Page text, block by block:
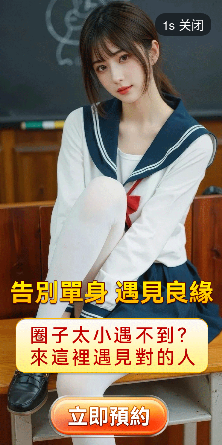
短剧
最热 添加 评分
都市 甜宠 逆袭 玄幻
2025 2024 2023 2022
全部 大陆 香港 台湾 美国 韩国 日本
1s 关闭